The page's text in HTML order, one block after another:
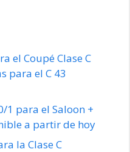
el Coupé Clase C
para el C 43
1 para el Saloon +
a partir de hoy
la Clase C